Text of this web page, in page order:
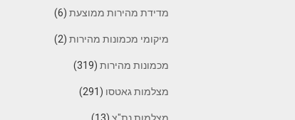
מדידת מהירות ממוצעת (6)
מיקומי מכמונות מהירות (2)
מכמונות מהירות (319)
מצלמות גאטסו (291)